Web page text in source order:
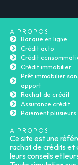
A PROPOS
Banque en ligne
Crédit auto
Crédit
Crédit immobilier
Prêt immobilier
apport
Rachat de crédit
Assurance crédit
Paiement plusieurs
A PROPOS
Ce site est une
rachat de crédits et
leurs conseils et